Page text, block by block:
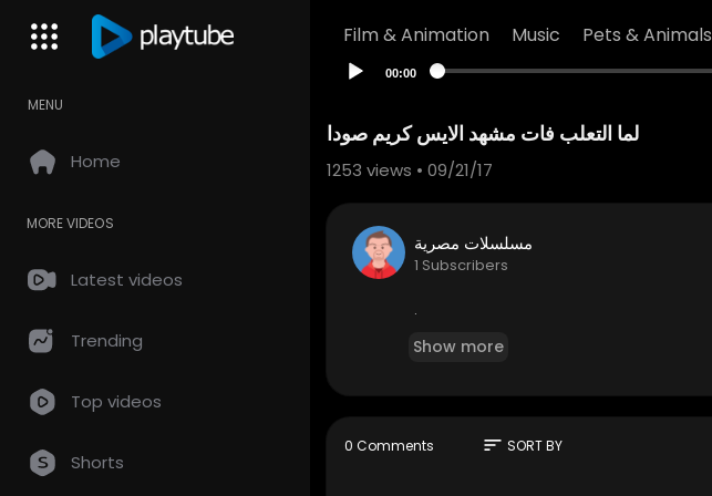
Film & Animation Music Pets & Animals
MENU
Home
MORE VIDEOS
Latest videos
Trending
Top videos
Shorts
00:00
لما التعلب فات مشهد الايس كريم صودا
1253 views • 09/21/17
مسلسلات مصرية
1 Subscribers
.
Show more
0 Comments sort SORT BY